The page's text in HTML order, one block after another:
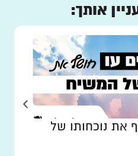
אותך:
את נוכחותו של